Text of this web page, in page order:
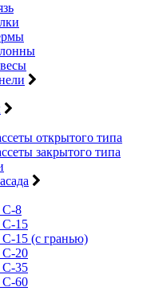
открытого типа
закрытого типа
С-8
С-15
15 (с гранью)
С-20
С-35
С-60